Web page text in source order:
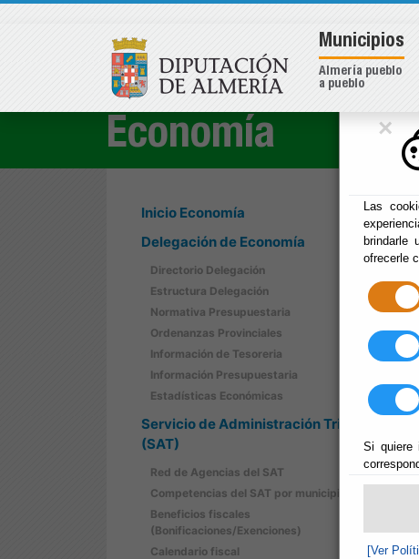
×
Las
brindarle
ofrecerle
Si quiere
[Ver
Economía
Inicio Economía
Delegación de Economía
Directorio Delegación
Estructura Delegación
Normativa Presupuestaria
Ordenanzas Provinciales
Información de Tesoreria
Información Presupuestaria
Estadísticas Económicas
Servicio de Administración Tributaria
(SAT)
Red de Agencias del SAT
Competencias del SAT por municipios
Beneficios fiscales
(Bonificaciones/Exenciones)
Calendario fiscal
Municipios
Almería pueblo
a pueblo